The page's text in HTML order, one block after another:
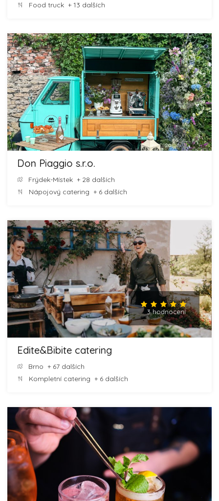
Food truck + 13 dalších
Don Piaggio s.r.o.
Frýdek-Místek + 28 dalších
Nápojový catering + 6 dalších
3 hodnocení
Edite&Bibite catering
Brno + 67 dalších
Kompletní catering + 6 dalších